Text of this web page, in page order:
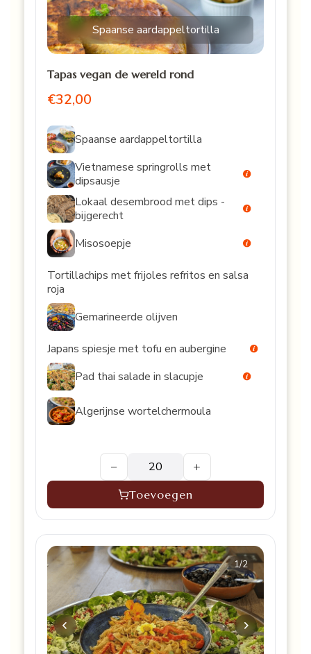
Spaanse aardappeltortilla
Tapas vegan de wereld rond
€32,00
Spaanse aardappeltortilla
Vietnamese springrolls met
dipsausje
Lokaal desembrood met dips -
bijgerecht
Misosoepje
Tortillachips met frijoles refritos en salsa
roja
Gemarineerde olijven
Japans spiesje met tofu en aubergine
Pad thai salade in slacupje
Algerijnse wortelchermoula
−
+
Toevoegen
1/2